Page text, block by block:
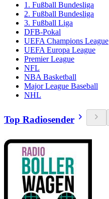
1. Fußball Bundesliga
2. Fußball Bundesliga
3. Fußball Liga
DFB-Pokal
UEFA Champions League
UEFA Europa League
Premier League
NFL
NBA Basketball
Major League Baseball
NHL
Top Radiosender